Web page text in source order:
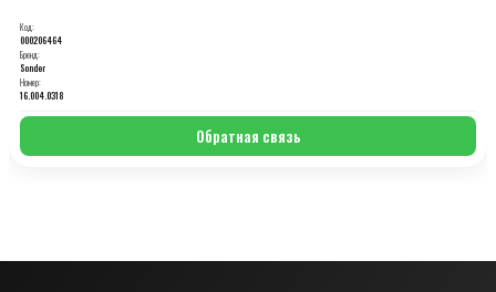
Код:
000206464
Бренд:
Sonder
Номер:
16.004.0318
Обратная связь